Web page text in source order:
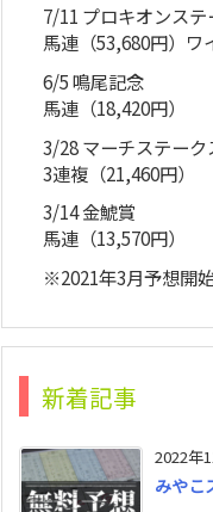
7/11 プロキオンステ
馬連（53,680円）ワ
6/5 鳴尾記念
馬連（18,420円）
3/28 マーチステーク
3連複（21,460円）
3/14 金鯱賞
馬連（13,570円）
※2021年3月予想開
新着記事
2022年
みやこ